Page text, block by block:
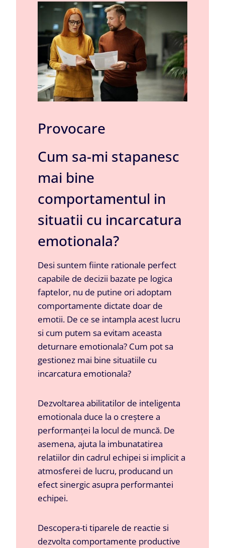
Provocare
Cum sa-mi stapanesc
mai bine
comportamentul in
situatii cu incarcatura
emotionala?
Desi suntem fiinte rationale perfect
capabile de decizii bazate pe logica
faptelor, nu de putine ori adoptam
comportamente dictate doar de
emotii. De ce se intampla acest lucru
si cum putem sa evitam aceasta
deturnare emotionala? Cum pot sa
gestionez mai bine situatiile cu
incarcatura emotionala?
Dezvoltarea abilitatilor de inteligenta
emotionala duce la o creștere a
performanței la locul de muncă. De
asemena, ajuta la imbunatatirea
relatiilor din cadrul echipei si implicit a
atmosferei de lucru, producand un
efect sinergic asupra performantei
echipei.
Descopera-ti tiparele de reactie si
dezvolta comportamente productive